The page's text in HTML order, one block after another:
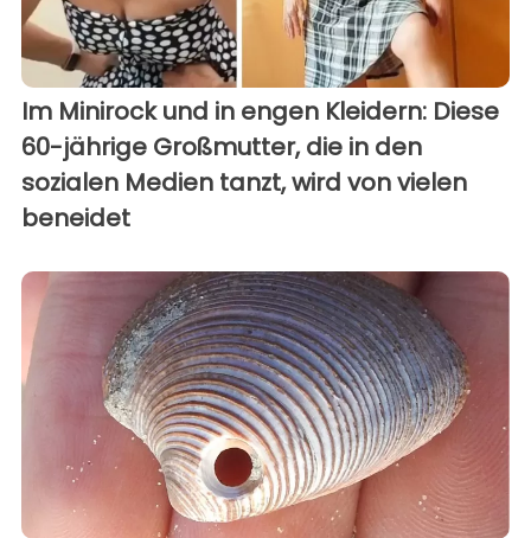
Im Minirock und in engen Kleidern: Diese
60-jährige Großmutter, die in den
sozialen Medien tanzt, wird von vielen
beneidet